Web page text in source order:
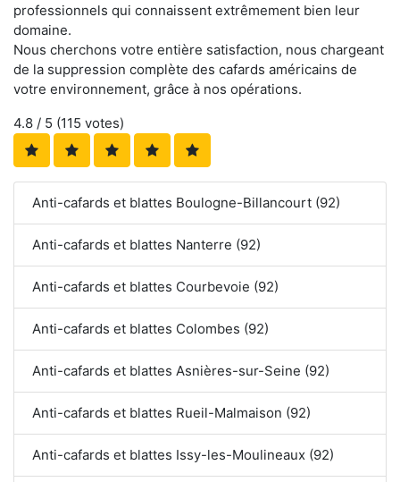
professionnels qui connaissent extrêmement bien leur
domaine.
Nous cherchons votre entière satisfaction, nous chargeant
de la suppression complète des cafards américains de
votre environnement, grâce à nos opérations.
4.8 / 5 (115 votes)
Anti-cafards et blattes Boulogne-Billancourt (92)
Anti-cafards et blattes Nanterre (92)
Anti-cafards et blattes Courbevoie (92)
Anti-cafards et blattes Colombes (92)
Anti-cafards et blattes Asnières-sur-Seine (92)
Anti-cafards et blattes Rueil-Malmaison (92)
Anti-cafards et blattes Issy-les-Moulineaux (92)